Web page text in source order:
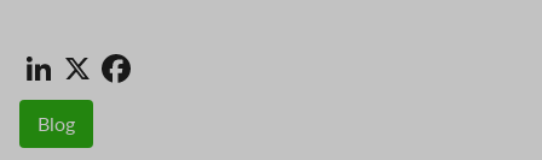
LinkedIn
X
Blog